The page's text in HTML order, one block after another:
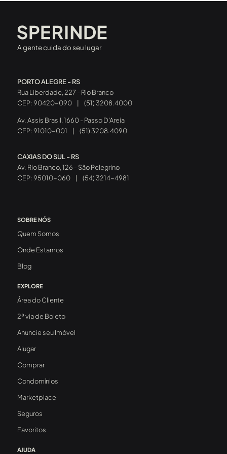
Católica Rio Grande do Sul (PUC-RS) e Hospital São Lucas.
A gente cuida do seu lugar
PORTO ALEGRE - RS
Rua Liberdade, 227 - Rio Branco
CEP: 90420-090
(51) 3208.4000
Av. Assis Brasil, 1660 - Passo D’Areia
CEP: 91010-001
(51) 3208.4090
CAXIAS DO SUL - RS
Av. Rio Branco, 126 - São Pelegrino
CEP: 95010-060
(54) 3214-4981
SOBRE NÓS
Quem Somos
Onde Estamos
Blog
EXPLORE
Área do Cliente
2ª via de Boleto
Anuncie seu Imóvel
Alugar
Comprar
Condomínios
Marketplace
Seguros
Favoritos
AJUDA